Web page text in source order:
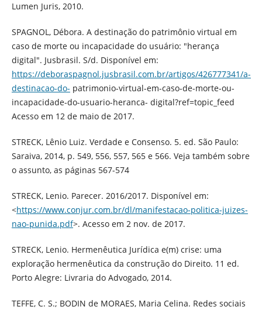
Lumen Juris, 2010.
SPAGNOL, Débora. A destinação do patrimônio virtual em
caso de morte ou incapacidade do usuário: "herança
digital". Jusbrasil. S/d. Disponível em:
https://deboraspagnol.jusbrasil.com.br/artigos/426777341/a-
destinacao-do- patrimonio-virtual-em-caso-de-morte-ou-
incapacidade-do-usuario-heranca- digital?ref=topic_feed
Acesso em 12 de maio de 2017.
STRECK, Lênio Luiz. Verdade e Consenso. 5. ed. São Paulo:
Saraiva, 2014, p. 549, 556, 557, 565 e 566. Veja também sobre
o assunto, as páginas 567-574
STRECK, Lenio. Parecer. 2016/2017. Disponível em:
<https://www.conjur.com.br/dl/manifestacao-politica-juizes-
nao-punida.pdf>. Acesso em 2 nov. de 2017.
STRECK, Lenio. Hermenêutica Jurídica e(m) crise: uma
exploração hermenêutica da construção do Direito. 11 ed.
Porto Alegre: Livraria do Advogado, 2014.
TEFFE, C. S.; BODIN de MORAES, Maria Celina. Redes sociais